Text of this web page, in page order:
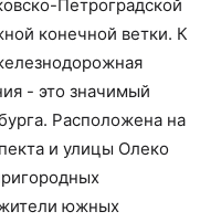
Петроградской
конечной ветки. К
- это значимый
Расположена на
и улицы Олеко
южных